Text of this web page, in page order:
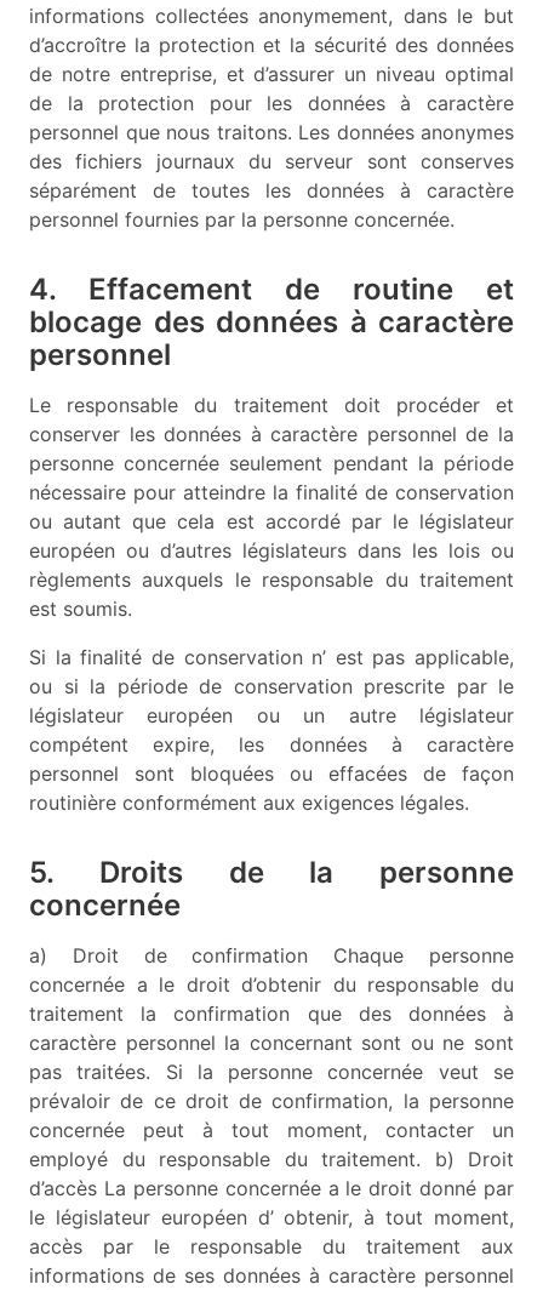
informations collectées anonymement, dans le but
d’accroître la protection et la sécurité des données
de notre entreprise, et d’assurer un niveau optimal
de la protection pour les données à caractère
personnel que nous traitons. Les données anonymes
des fichiers journaux du serveur sont conserves
séparément de toutes les données à caractère
personnel fournies par la personne concernée.
4. Effacement de routine et
blocage des données à caractère
personnel
Le responsable du traitement doit procéder et
conserver les données à caractère personnel de la
personne concernée seulement pendant la période
nécessaire pour atteindre la finalité de conservation
ou autant que cela est accordé par le législateur
européen ou d’autres législateurs dans les lois ou
règlements auxquels le responsable du traitement
est soumis.
Si la finalité de conservation n’ est pas applicable,
ou si la période de conservation prescrite par le
législateur européen ou un autre législateur
compétent expire, les données à caractère
personnel sont bloquées ou effacées de façon
routinière conformément aux exigences légales.
5. Droits de la personne
concernée
a) Droit de confirmation Chaque personne
concernée a le droit d’obtenir du responsable du
traitement la confirmation que des données à
caractère personnel la concernant sont ou ne sont
pas traitées. Si la personne concernée veut se
prévaloir de ce droit de confirmation, la personne
concernée peut à tout moment, contacter un
employé du responsable du traitement. b) Droit
d’accès La personne concernée a le droit donné par
le législateur européen d’ obtenir, à tout moment,
accès par le responsable du traitement aux
informations de ses données à caractère personnel